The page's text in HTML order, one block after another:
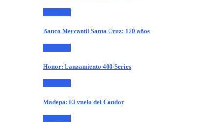
Banco Mercantil Santa Cruz: 120 años
Honor: Lanzamiento 400 Series
Madepa: El vuelo del Cóndor